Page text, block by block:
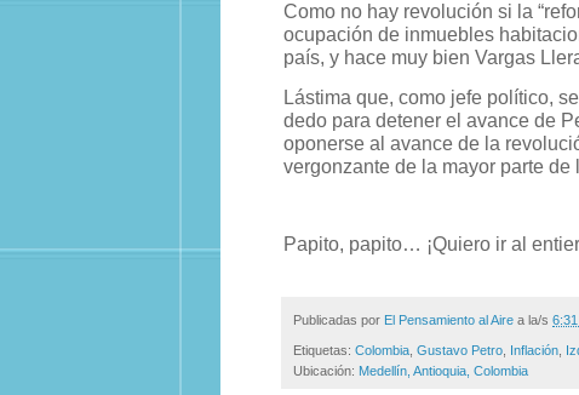
Como no hay revolución si la
ocupación de inmuebles
país, y hace muy bien Vargas
Lástima que, como jefe político,
dedo para detener el avance de
oponerse al avance de la
vergonzante de la mayor parte
Papito, papito… ¡Quiero ir al
Publicadas por El Pensamiento al Aire a la/s 6:31
Etiquetas: Colombia Gustavo Petro Inflación
Ubicación: Medellín, Antioquia, Colombia